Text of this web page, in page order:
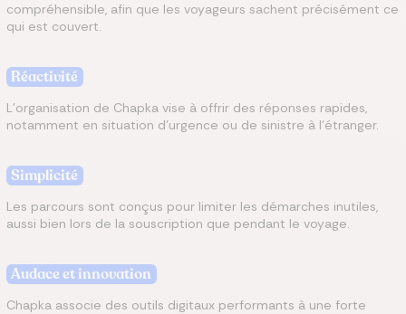
compréhensible, afin que les voyageurs sachent précisément ce
qui est couvert.
Réactivité
L’organisation de Chapka vise à offrir des réponses rapides,
notamment en situation d’urgence ou de sinistre à l’étranger.
Simplicité
Les parcours sont conçus pour limiter les démarches inutiles,
aussi bien lors de la souscription que pendant le voyage.
Audace et innovation
Chapka associe des outils digitaux performants à une forte